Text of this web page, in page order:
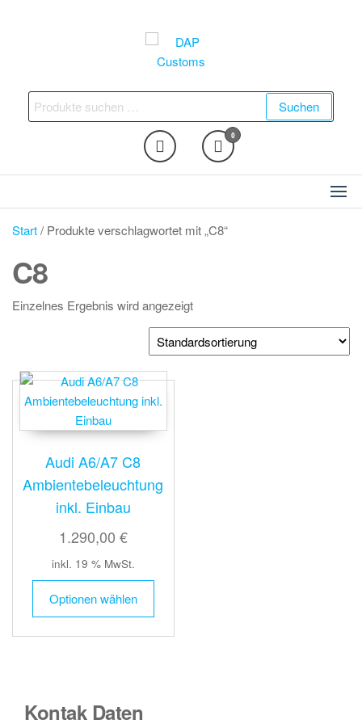
DAP Customs Ambientebeleuchtung,
Nachrüstungen und vieles
mehr
Suchen
nach:
Suchen
0
Start/ Produkte verschlagwortet mit „C8“
C8
Einzelnes Ergebnis wird angezeigt
Audi A6/A7 C8
Ambientebeleuchtung
inkl. Einbau
1.290,00 €
inkl. 19 % MwSt.
Optionen wählen
Kontak Daten